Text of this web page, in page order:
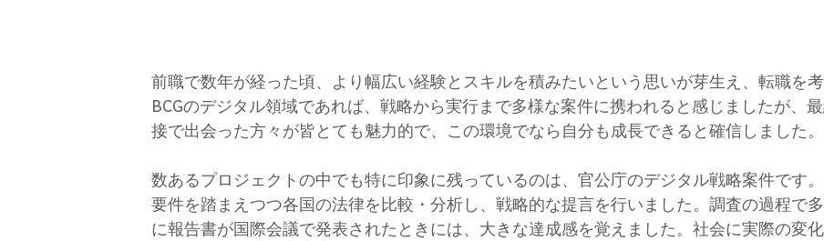
前職で数年が経った頃、より幅広い経験とスキルを積みたいという思いが芽生え、転職を考
BCGのデジタル領域であれば、戦略から実行まで多様な案件に携われると感じましたが、
接で出会った方々が皆とても魅力的で、この環境でなら自分も成長できると確信しました。
数あるプロジェクトの中でも特に印象に残っているのは、官公庁のデジタル戦略案件です
要件を踏まえつつ各国の法律を比較・分析し、戦略的な提言を行いました。調査の過程で
に報告書が国際会議で発表されたときには、大きな達成感を覚えました。社会に実際の変